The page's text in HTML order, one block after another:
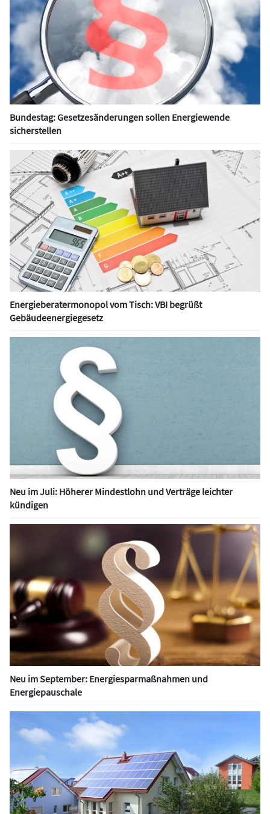
Bundestag: Gesetzesänderungen sollen Energiewende
sicherstellen
Energieberatermonopol vom Tisch: VBI begrüßt
Gebäudeenergiegesetz
Neu im Juli: Höherer Mindestlohn und Verträge leichter
kündigen
Neu im September: Energiesparmaßnahmen und
Energiepauschale